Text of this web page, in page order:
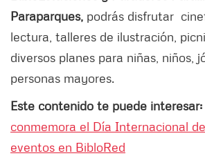
Paraparques, podrás disfrutar
lectura, talleres de ilustración,
diversos planes para niñas, niños,
personas mayores.
Este contenido te puede interesar:
conmemora el Día Internacional
eventos en BibloRed